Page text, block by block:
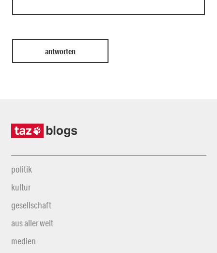
politik
kultur
gesellschaft
aus aller welt
medien